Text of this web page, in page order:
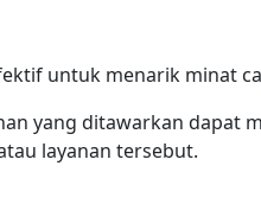
untuk menarik minat
yang ditawarkan dapat
layanan tersebut.